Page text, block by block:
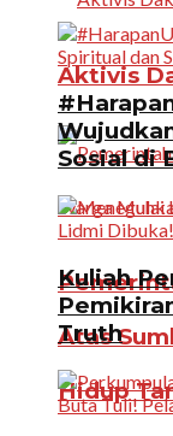
Aktivis
Atas
Hidup
Sosial di
Kuliah
Truth